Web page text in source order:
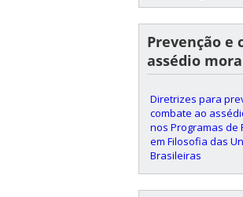
Prevenção e
assédio
Diretrizes para
combate ao
nos Programas de
em Filosofia das
Brasileiras